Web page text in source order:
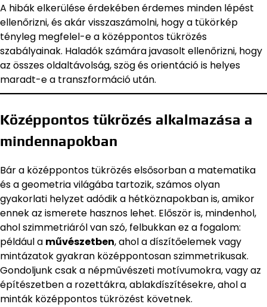
A hibák elkerülése érdekében érdemes minden lépést
ellenőrizni, és akár visszaszámolni, hogy a tükörkép
tényleg megfelel-e a középpontos tükrözés
szabályainak. Haladók számára javasolt ellenőrizni, hogy
az összes oldaltávolság, szög és orientáció is helyes
maradt-e a transzformáció után.
Középpontos tükrözés alkalmazása a
mindennapokban
Bár a középpontos tükrözés elsősorban a matematika
és a geometria világába tartozik, számos olyan
gyakorlati helyzet adódik a hétköznapokban is, amikor
ennek az ismerete hasznos lehet. Először is, mindenhol,
ahol szimmetriáról van szó, felbukkan ez a fogalom:
például a művészetben, ahol a díszítőelemek vagy
mintázatok gyakran középpontosan szimmetrikusak.
Gondoljunk csak a népművészeti motívumokra, vagy az
építészetben a rozettákra, ablakdíszítésekre, ahol a
minták középpontos tükrözést követnek.